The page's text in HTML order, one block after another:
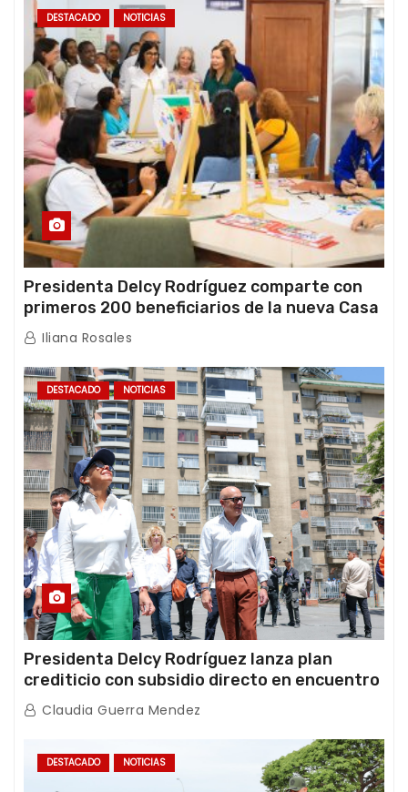
DESTACADO NOTICIAS
Presidenta Delcy Rodríguez comparte con
primeros 200 beneficiarios de la nueva Casa
de los Abuelos “La Primavera” en Caracas
Iliana Rosales
DESTACADO NOTICIAS
Presidenta Delcy Rodríguez lanza plan
crediticio con subsidio directo en encuentro
con Juntas de Condominio
Claudia Guerra Mendez
DESTACADO NOTICIAS